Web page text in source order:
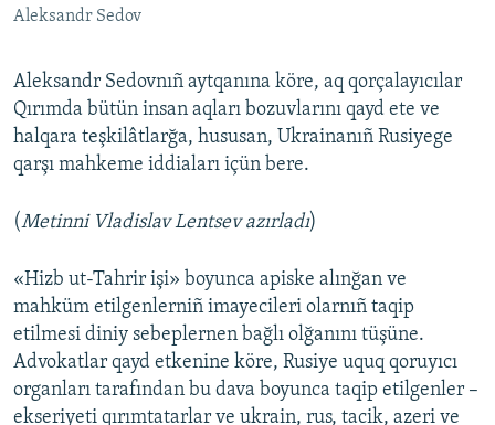
Aleksandr Sedov
Aleksandr Sedovnıñ aytqanına köre, aq qorçalayıcılar
Qırımda bütün insan aqları bozuvlarını qayd ete ve
halqara teşkilâtlarğa, hususan, Ukrainanıñ Rusiyege
qarşı mahkeme iddiaları içün bere.
(Metinni Vladislav Lentsev azırladı)
«Hizb ut-Tahrir işi» boyunca apiske alınğan ve
mahküm etilgenlerniñ imayecileri olarnıñ taqip
etilmesi diniy sebeplernen bağlı olğanını tüşüne.
Advokatlar qayd etkenine köre, Rusiye uquq qoruyıcı
organları tarafından bu dava boyunca taqip etilgenler –
ekseriyeti qırımtatarlar ve ukrain, rus, tacik, azeri ve